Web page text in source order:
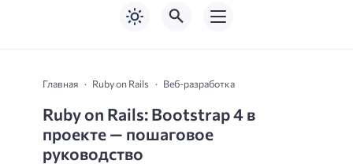
Главная Ruby on Rails Веб-разработка
Ruby on Rails: Bootstrap 4 в
проекте — пошаговое
руководство